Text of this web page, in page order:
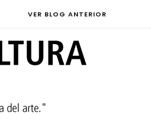
VER BLOG ANTERIOR